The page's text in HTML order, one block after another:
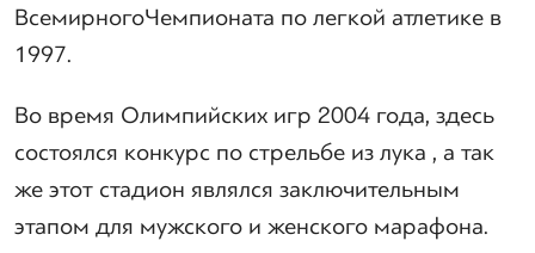
Всемирного Чемпионата по легкой атлетике в
1997.
Во время Олимпийских игр 2004 года, здесь
состоялся конкурс по стрельбе из лука , а так
же этот стадион являлся заключительным
этапом для мужского и женского марафона.